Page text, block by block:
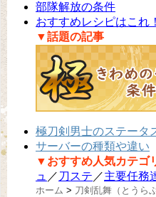
部隊解放の条件
おすすめレシピはこれ！
▼話題の記事
極刀剣男士のステータ
サーバーの種類や違い
▼おすすめ人気カテゴ
ュ ／ 刀ステ ／主要任務
ホーム > 刀剣乱舞（とうら